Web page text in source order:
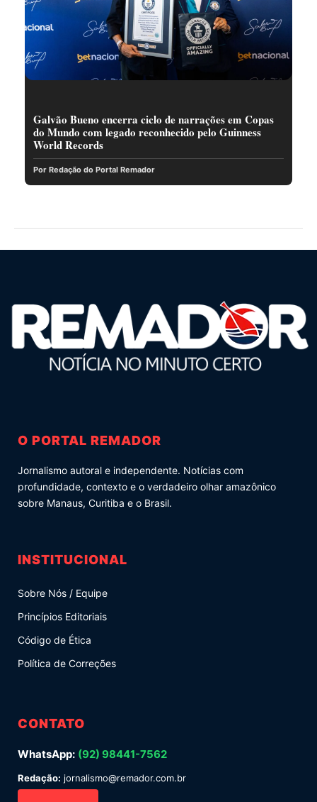
Galvão Bueno encerra ciclo de narrações em Copas
do Mundo com legado reconhecido pelo Guinness
World Records
Por Redação do Portal Remador
O PORTAL REMADOR
Jornalismo autoral e independente. Notícias com
profundidade, contexto e o verdadeiro olhar amazônico
sobre Manaus, Curitiba e o Brasil.
INSTITUCIONAL
Sobre Nós / Equipe
Princípios Editoriais
Código de Ética
Política de Correções
CONTATO
WhatsApp: (92) 98441-7562
Redação: jornalismo@remador.com.br